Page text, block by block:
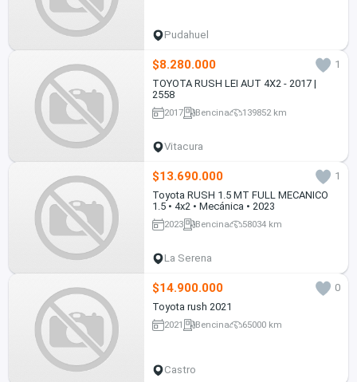
Pudahuel
$8.280.000
1
TOYOTA RUSH LEI AUT 4X2 - 2017 |
2558
2017 Bencina 139852 km
Vitacura
$13.690.000
1
Toyota RUSH 1.5 MT FULL MECANICO
1.5 • 4x2 • Mecánica • 2023
2023 Bencina 58034 km
La Serena
$14.900.000
0
Toyota rush 2021
2021 Bencina 65000 km
Castro